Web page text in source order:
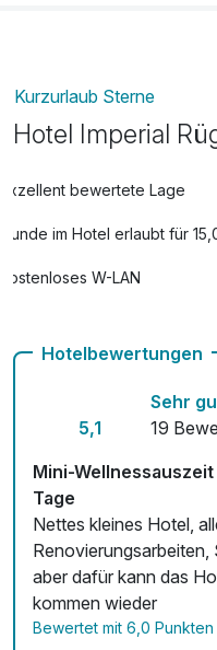
Late Check-Out
pro Aufenthalt
Lazy Sunday
Parken (Auto
Verfügbarkeit
Transfer vom/
pro Aufenthalt
Kurzurlaub Sterne
Hotel Imperial
Exzellent bewertete Lage
Hunde im Hotel erlaubt für
Kostenloses W-LAN
Hotelbewertungen
5,1
Sehr
19
Mini-
Tage
Nettes kleines Hotel,
Renovierungsarbeiten,
aber dafür kann das
kommen wieder
Bewertet mit 6,0 Punkten